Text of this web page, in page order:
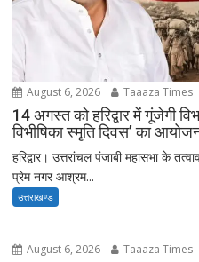
August 6, 2026 Taaaza Times
14 अगस्त को हरिद्वार में गूंजेगी
विभीषिका स्मृति दिवस’ का
हरिद्वार। उत्तरांचल पंजाबी महासभा के
प्रेम नगर आश्रम...
उत्तराखण्ड
August 6, 2026 Taaaza Times